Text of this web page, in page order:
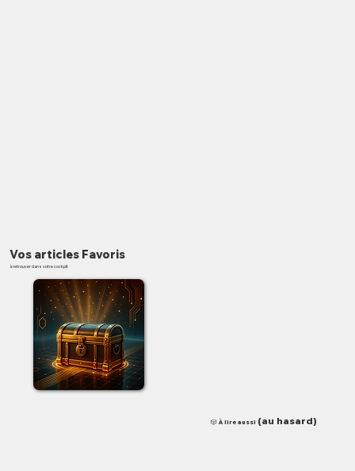
Vos articles Favoris
à retrouver dans votre cockpit
🎲 À lire aussi (au hasard)